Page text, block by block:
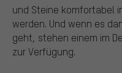
und Steine komfortabel
werden. Und wenn es
geht, stehen einem im
zur Verfügung.